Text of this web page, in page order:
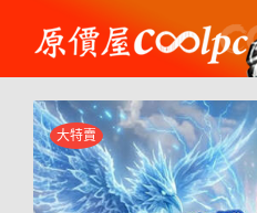
content
大特賣